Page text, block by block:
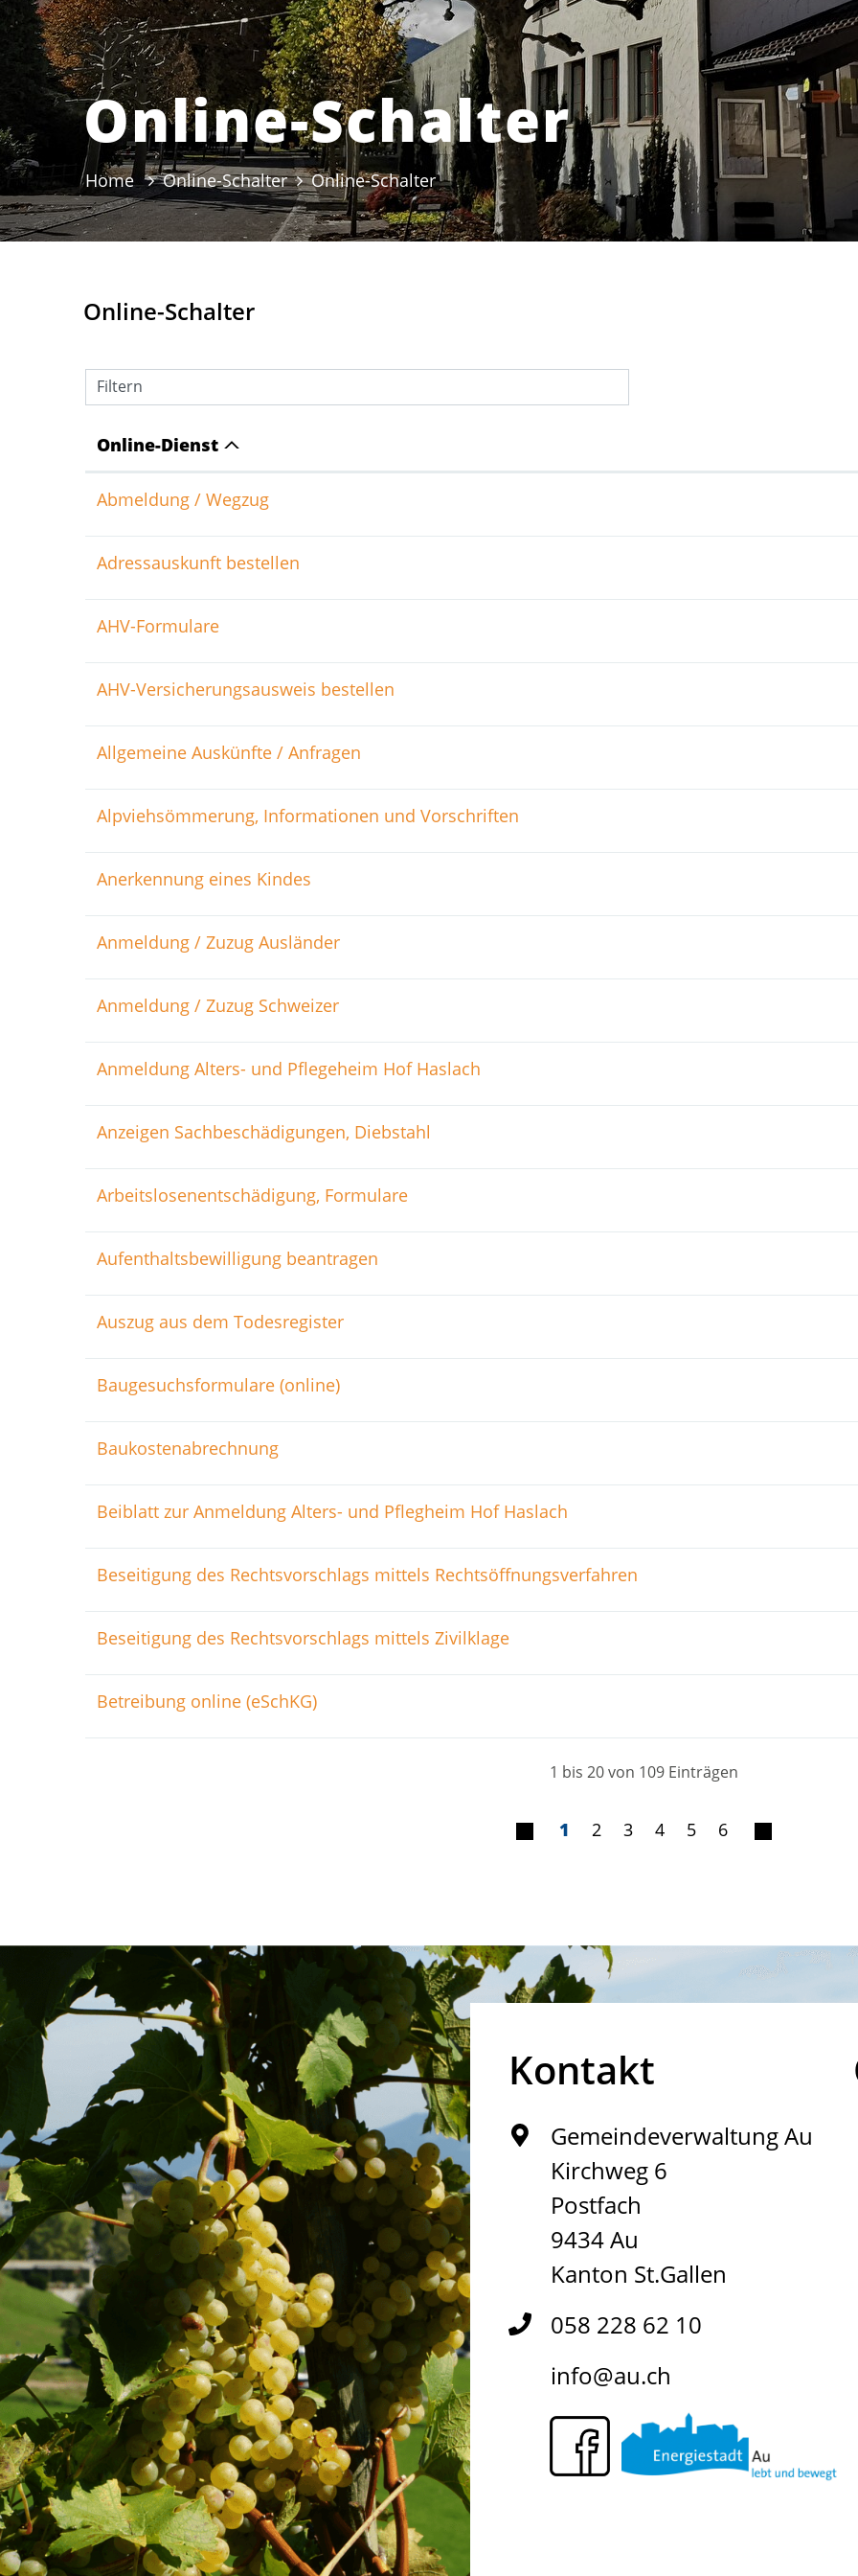
Online-Schalter
Home Online-Schalter Online-Schalter(ausgewählt)
Online-Schalter
Filtern
Online-Dienst
Abmeldung / Wegzug
Adressauskunft bestellen
AHV-Formulare
AHV-Versicherungsausweis bestellen
Allgemeine Auskünfte / Anfragen
Alpviehsömmerung, Informationen und Vorschriften
Anerkennung eines Kindes
Anmeldung / Zuzug Ausländer
Anmeldung / Zuzug Schweizer
Anmeldung Alters- und Pflegeheim Hof Haslach
Anzeigen Sachbeschädigungen, Diebstahl
Arbeitslosenentschädigung, Formulare
Aufenthaltsbewilligung beantragen
Auszug aus dem Todesregister
Baugesuchsformulare (online)
Baukostenabrechnung
Beiblatt zur Anmeldung Alters- und Pflegheim Hof Haslach
Beseitigung des Rechtsvorschlags mittels Rechtsöffnungsverfahren
Beseitigung des Rechtsvorschlags mittels Zivilklage
Betreibung online (eSchKG)
1 bis 20 von 109 Einträgen
1 2 3 4 5 6
Fusszeile Kontakt
Gemeindeverwaltung Au
Kirchweg 6
Postfach
9434 Au
Kanton St.Gallen
058 228 62 10
info@au.ch